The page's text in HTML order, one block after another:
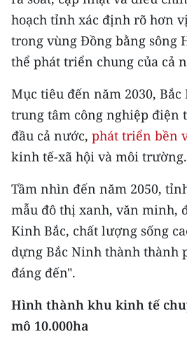
hoạch tỉnh xác định rõ hơn
trong vùng Đồng bằng sông
thể phát triển chung của cả
Mục tiêu đến năm 2030,
trung tâm công nghiệp điện
đầu cả nước, phát triển bền
kinh tế-xã hội và môi trường.
Tầm nhìn đến năm 2050,
mẫu đô thị xanh, văn minh,
Kinh Bắc, chất lượng sống
dựng Bắc Ninh thành thành
đáng đến".
Hình thành khu kinh tế
mô 10.000ha